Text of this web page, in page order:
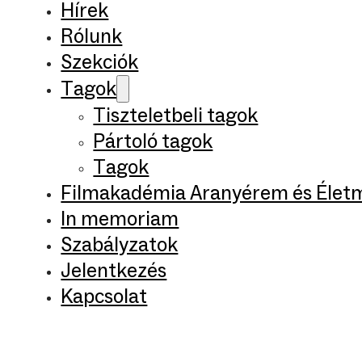
Hírek
Rólunk
Szekciók
Tagok
Tiszteletbeli tagok
Pártoló tagok
Tagok
Filmakadémia Aranyérem és
In memoriam
Szabályzatok
Jelentkezés
Kapcsolat